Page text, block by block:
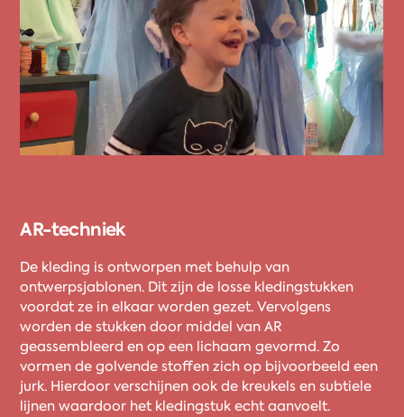
AR-techniek
De kleding is ontworpen met behulp van
ontwerpsjablonen. Dit zijn de losse kledingstukken
voordat ze in elkaar worden gezet. Vervolgens
worden de stukken door middel van AR
geassembleerd en op een lichaam gevormd. Zo
vormen de golvende stoffen zich op bijvoorbeeld een
jurk. Hierdoor verschijnen ook de kreukels en subtiele
lijnen waardoor het kledingstuk echt aanvoelt.